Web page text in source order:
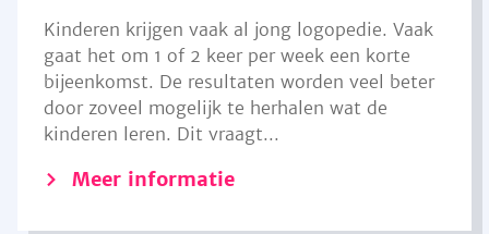
Kinderen krijgen vaak al jong logopedie. Vaak
gaat het om 1 of 2 keer per week een korte
bijeenkomst. De resultaten worden veel beter
door zoveel mogelijk te herhalen wat de
kinderen leren. Dit vraagt...
Meer informatie